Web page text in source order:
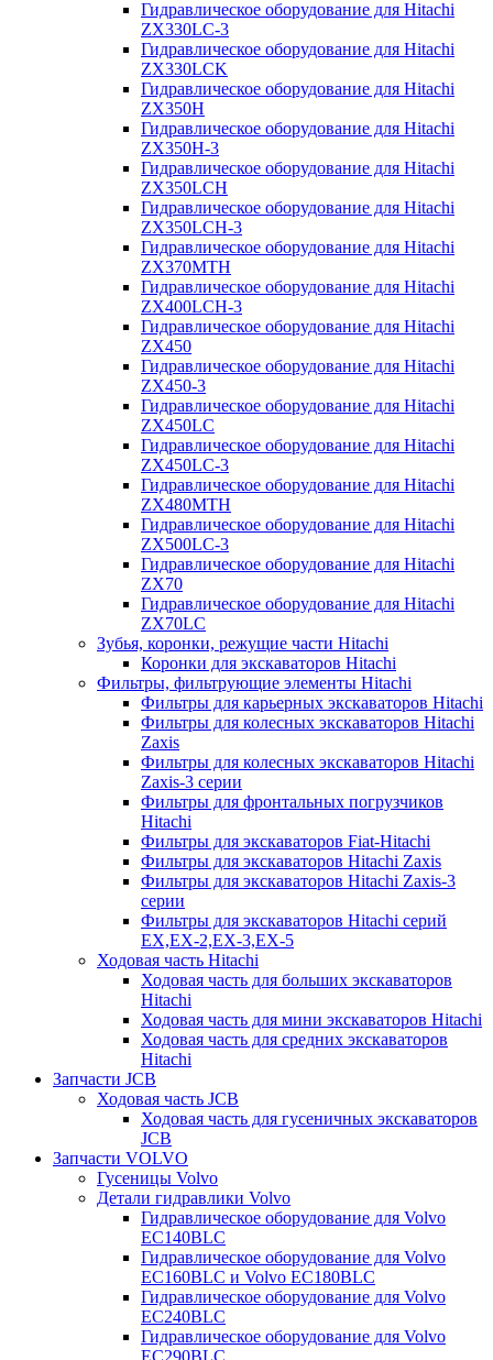
Гидравлическое оборудование для Hitachi
ZX330LC-3
Гидравлическое оборудование для Hitachi
ZX330LCK
Гидравлическое оборудование для Hitachi
ZX350H
Гидравлическое оборудование для Hitachi
ZX350H-3
Гидравлическое оборудование для Hitachi
ZX350LCH
Гидравлическое оборудование для Hitachi
ZX350LCH-3
Гидравлическое оборудование для Hitachi
ZX370MTH
Гидравлическое оборудование для Hitachi
ZX400LCH-3
Гидравлическое оборудование для Hitachi
ZX450
Гидравлическое оборудование для Hitachi
ZX450-3
Гидравлическое оборудование для Hitachi
ZX450LC
Гидравлическое оборудование для Hitachi
ZX450LC-3
Гидравлическое оборудование для Hitachi
ZX480MTH
Гидравлическое оборудование для Hitachi
ZX500LC-3
Гидравлическое оборудование для Hitachi
ZX70
Гидравлическое оборудование для Hitachi
ZX70LC
Зубья, коронки, режущие части Hitachi
Коронки для экскаваторов Hitachi
Фильтры, фильтрующие элементы Hitachi
Фильтры для карьерных экскаваторов Hitachi
Фильтры для колесных экскаваторов Hitachi
Zaxis
Фильтры для колесных экскаваторов Hitachi
Zaxis-3 серии
Фильтры для фронтальных погрузчиков
Hitachi
Фильтры для экскаваторов Fiat-Hitachi
Фильтры для экскаваторов Hitachi Zaxis
Фильтры для экскаваторов Hitachi Zaxis-3
серии
Фильтры для экскаваторов Hitachi серий
EX,EX-2,EX-3,EX-5
Ходовая часть Hitachi
Ходовая часть для больших экскаваторов
Hitachi
Ходовая часть для мини экскаваторов Hitachi
Ходовая часть для средних экскаваторов
Hitachi
Запчасти JCB
Ходовая часть JCB
Ходовая часть для гусеничных экскаваторов
JCB
Запчасти VOLVO
Гусеницы Volvo
Детали гидравлики Volvo
Гидравлическое оборудование для Volvo
EC140BLC
Гидравлическое оборудование для Volvo
EC160BLC и Volvo EC180BLC
Гидравлическое оборудование для Volvo
EC240BLC
Гидравлическое оборудование для Volvo
EC290BLC